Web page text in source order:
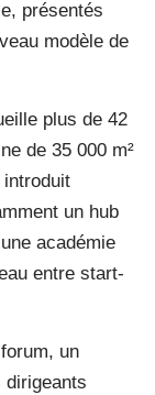
présentés
modèle de
plus de 42
de 35 000 m²
un hub
académie
entre start-
un
dirigeants